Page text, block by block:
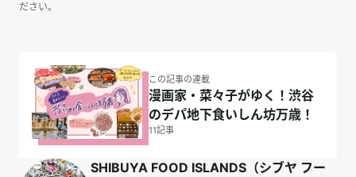
ださい。
この記事の連載
漫画家・菜々子がゆく！渋谷
のデパ地下食いしん坊万歳！
11記事
SHIBUYA FOOD ISLANDS（シブヤ フー